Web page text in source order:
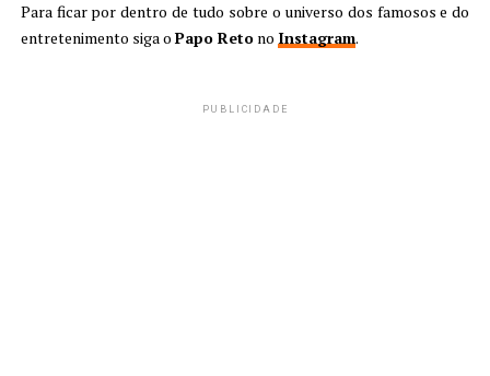
Para ficar por dentro de tudo sobre o universo dos famosos e do
entretenimento siga o Papo Retono Instagram.
PUBLICIDADE